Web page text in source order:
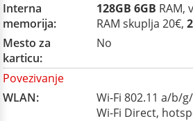
Interna
memorija:
128GB 6GB RAM,
RAM skuplja 20€,
Mesto za
karticu:
No
Povezivanje
WLAN:
Wi-Fi 802.11 a/b/
Wi-Fi Direct,